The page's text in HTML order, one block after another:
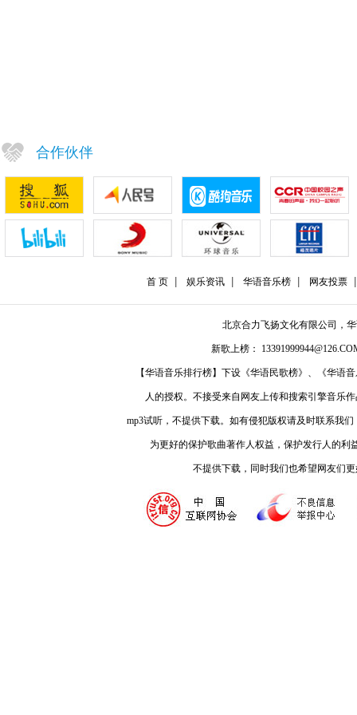
合作伙伴
首 页 娱乐资讯 华语音乐榜 网友投票
北京合力飞扬文化有限公司，
新歌上榜：
【华语音乐排行榜】下设《华语民歌榜》、《华语
人的授权。不接受来自网友上传和搜索引擎音乐
mp3试听，不提供下载。如有侵犯版权请及时联系我
为更好的保护歌曲著作人权益，保护发行人的
不提供下载，同时我们也希望网友们